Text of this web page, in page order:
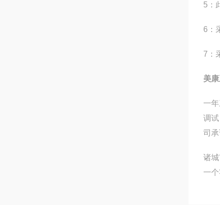
5：
6：
7：
美
一
调
司
诸
一